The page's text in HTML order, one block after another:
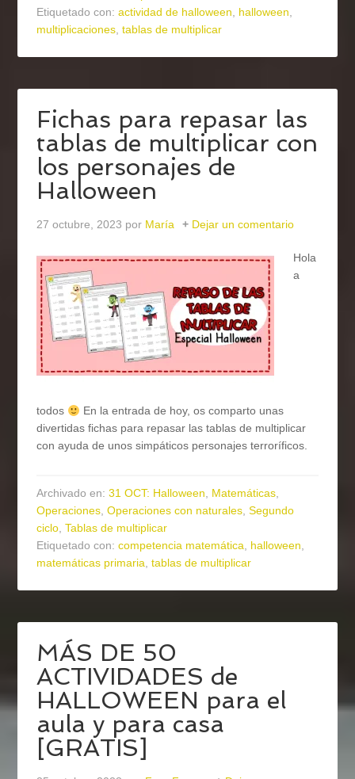
Etiquetado con:actividad de halloween, halloween,
multiplicaciones,tablas de multiplicar
Fichas para repasar las
tablas de multiplicar con
los personajes de
Halloween
27 octubre, 2023 por María Dejar un comentario
Hola
a
todos
En la entrada de hoy, os comparto unas
divertidas fichas para repasar las tablas de multiplicar
con ayuda de unos simpáticos personajes terroríficos.
Archivado en:31 OCT: Halloween, Matemáticas,
Operaciones,Operaciones con naturales,Segundo
ciclo,Tablas de multiplicar
Etiquetado con:competencia matemática, halloween,
matemáticas primaria,tablas de multiplicar
MÁS DE 50
ACTIVIDADES de
HALLOWEEN para el
aula y para casa
[GRATIS]